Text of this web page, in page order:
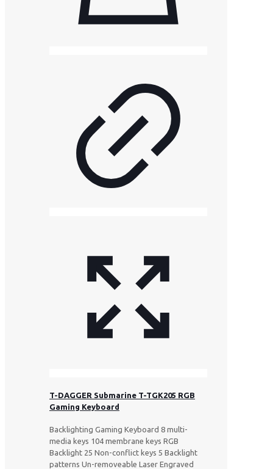
T-DAGGER Submarine T-TGK205 RGB
Gaming Keyboard
Backlighting Gaming Keyboard 8 multi-
media keys 104 membrane keys RGB
Backlight 25 Non-conflict keys 5 Backlight
patterns Un-removeable Laser Engraved